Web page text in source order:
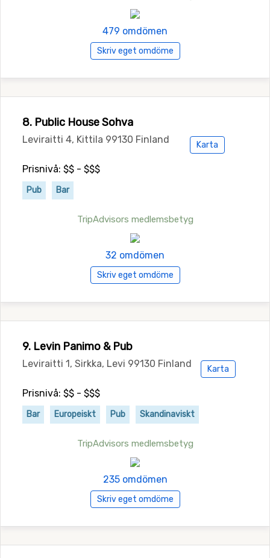
479 omdömen
Skriv eget omdöme
8. Public House Sohva
Leviraitti 4, Kittila 99130 Finland Karta
Prisnivå: $$ - $$$
Pub Bar
TripAdvisors medlemsbetyg
32 omdömen
Skriv eget omdöme
9. Levin Panimo & Pub
Leviraitti 1, Sirkka, Levi 99130 Finland Karta
Prisnivå: $$ - $$$
Bar Europeiskt Pub Skandinaviskt
TripAdvisors medlemsbetyg
235 omdömen
Skriv eget omdöme